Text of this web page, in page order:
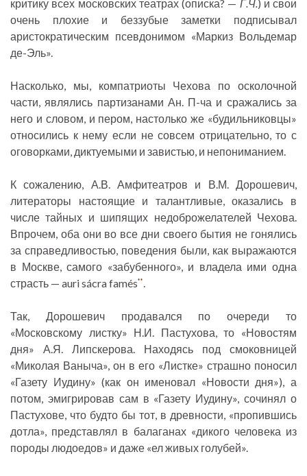
критику всех московских театрах (описка? — Г.Ч.) и свои
очень плохие и беззубые заметки подписывал
аристократическим псевдонимом «Маркиз Вольдемар
де-Эль».
Насколько, мы, компатриоты Чехова по осколочной
части, являлись партизанами Ан. П-ча и сражались за
него и словом, и пером, настолько же «будильниковцы»
относились к нему если не совсем отрицательно, то с
оговорками, диктуемыми и завистью, и непониманием.
К сожалению, А.В. Амфитеатров и В.М. Дорошевич,
литераторы настоящие и талантливые, оказались в
числе тайных и шипящих недоброжелателей Чехова.
Впрочем, оба они во все дни своего бытия не гонялись
за справедливостью, поведения были, как выражаются
в Москве, самого «забубенного», и владела ими одна
страсть — auri sácra famés**.
Так, Дорошевич продавался по очереди то
«Московскому листку» Н.И. Пастухова, то «Новостям
дня» А.Я. Липскерова. Находясь под смоковницей
«Миколая Ваныча», он в его «Листке» страшно поносил
«Газету Иудину» (как он именовал «Новости дня»), а
потом, эмигрировав сам в «Газету Иудину», сочинял о
Пастухове, что будто бы тот, в древности, «пропившись
дотла», представлял в балаганах «дикого человека из
породы людоедов» и даже «ел живых голубей».